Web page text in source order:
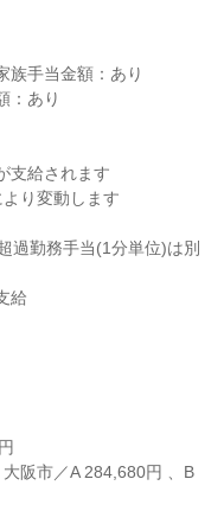
族手当金額：あり
：あり
支給されます
り変動します
過勤務手当(1分単位)は別
給
阪市／A 284,680円 、B